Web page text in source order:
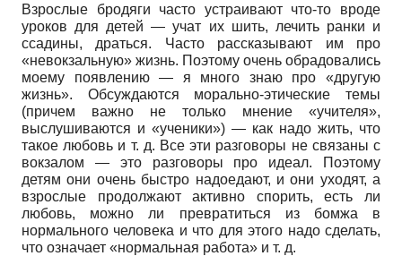
Взрослые бродяги часто устраивают что-то вроде
уроков для детей — учат их шить, лечить ранки и
ссадины, драться. Часто рассказывают им про
«невокзальную» жизнь. Поэтому очень обрадовались
моему появлению — я много знаю про «другую
жизнь». Обсуждаются морально-этические темы
(причем важно не только мнение «учителя»,
выслушиваются и «ученики») — как надо жить, что
такое любовь и т. д. Все эти разговоры не связаны с
вокзалом — это разговоры про идеал. Поэтому
детям они очень быстро надоедают, и они уходят, а
взрослые продолжают активно спорить, есть ли
любовь, можно ли превратиться из бомжа в
нормального человека и что для этого надо сделать,
что означает «нормальная работа» и т. д.